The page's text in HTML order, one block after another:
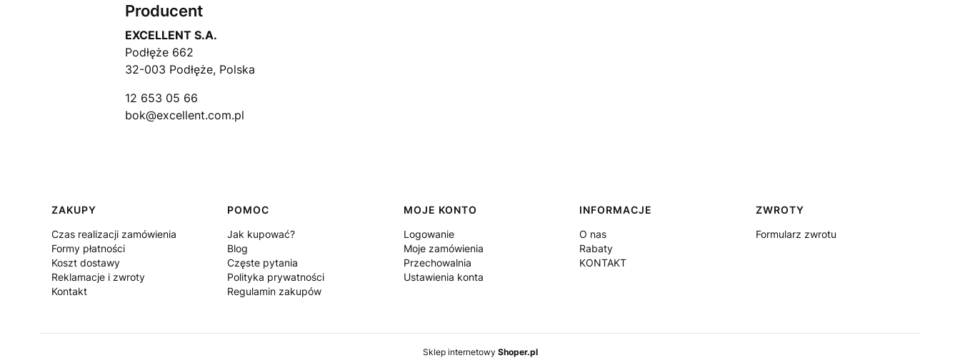
Producent
EXCELLENT S.A.
Podłęże 662
32-003 Podłęże, Polska
12 653 05 66
bok@excellent.com.pl
Linki w stopce
ZAKUPY
Czas realizacji zamówienia
Formy płatności
Koszt dostawy
Reklamacje i zwroty
Kontakt
POMOC
Jak kupować?
Blog
Częste pytania
Polityka prywatności
Regulamin zakupów
MOJE KONTO
Logowanie
Moje zamówienia
Przechowalnia
Ustawienia konta
INFORMACJE
O nas
Rabaty
KONTAKT
ZWROTY
Formularz zwrotu
Sklep internetowy Shoper.pl